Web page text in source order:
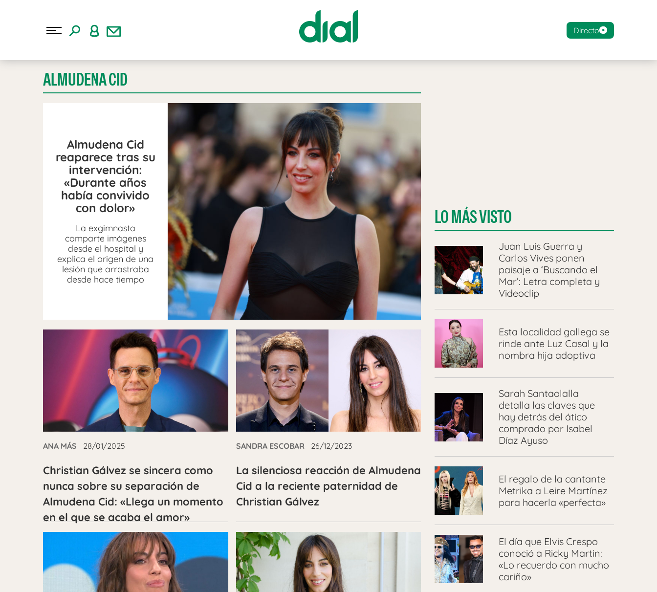
Directo
ALMUDENA CID
Almudena Cid
reaparece tras su
intervención:
«Durante años
había convivido
con dolor»
La exgimnasta
comparte imágenes
desde el hospital y
explica el origen de una
lesión que arrastraba
desde hace tiempo
ANA MÁS 28/01/2025
Christian Gálvez se sincera como
nunca sobre su separación de
Almudena Cid: «Llega un momento
en el que se acaba el amor»
SANDRA ESCOBAR 26/12/2023
La silenciosa reacción de Almudena
Cid a la reciente paternidad de
Christian Gálvez
LO MÁS VISTO
Juan Luis Guerra y
Carlos Vives ponen
paisaje a ‘Buscando el
Mar’: Letra completa y
Videoclip
Esta localidad gallega se
rinde ante Luz Casal y la
nombra hija adoptiva
Sarah Santaolalla
detalla las claves que
hay detrás del ático
comprado por Isabel
Díaz Ayuso
El regalo de la cantante
Metrika a Leire Martínez
para hacerla «perfecta»
El día que Elvis Crespo
conoció a Ricky Martin:
«Lo recuerdo con mucho
cariño»